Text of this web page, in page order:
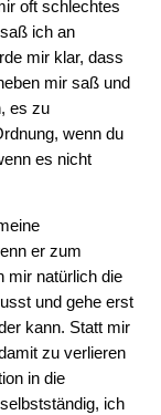
oft schlechtes
ich an
mir klar, dass
mir saß und
es zu
wenn du
es nicht
er zum
mir natürlich die
und gehe erst
kann. Statt mir
zu verlieren
in die
ich